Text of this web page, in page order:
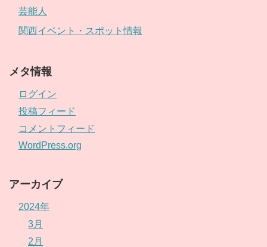
芸能人
関西イベント・スポット情報
メタ情報
ログイン
投稿フィード
コメントフィード
WordPress.org
アーカイブ
2024年
3月
2月